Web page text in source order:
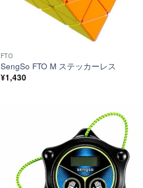
FTO
SengSo FTO M ステッカーレス
¥1,430
ほし
い！